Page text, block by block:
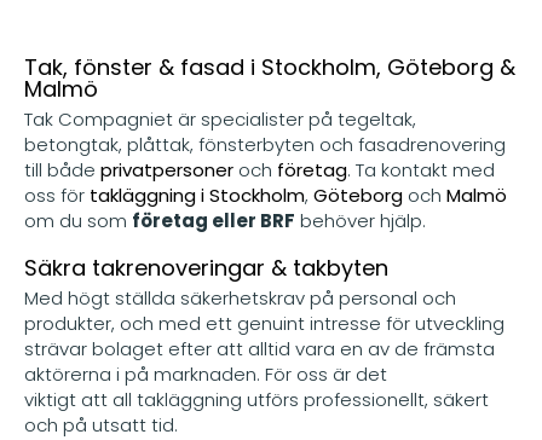
Tak, fönster & fasad i Stockholm, Göteborg &
Malmö
Tak Compagniet är specialister på tegeltak,
betongtak, plåttak, fönsterbyten och fasadrenovering
till både privatpersoner och företag. Ta kontakt med
oss för takläggning i Stockholm, Göteborg och Malmö
om du som företag eller BRF behöver hjälp.
Säkra takrenoveringar & takbyten
Med högt ställda säkerhetskrav på personal och
produkter, och med ett genuint intresse för utveckling
strävar bolaget efter att alltid vara en av de främsta
aktörerna i på marknaden. För oss är det
viktigt att all takläggning utförs professionellt, säkert
och på utsatt tid.